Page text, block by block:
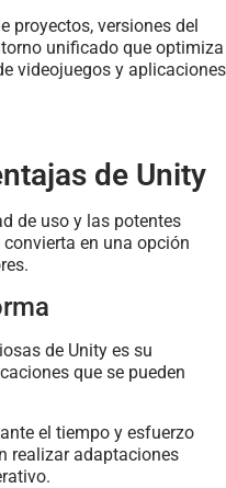
proyectos, versiones del
unificado que optimiza
videojuegos y aplicaciones
de Unity
de uso y las potentes
en una opción
de Unity es su
que se pueden
el tiempo y esfuerzo
realizar adaptaciones